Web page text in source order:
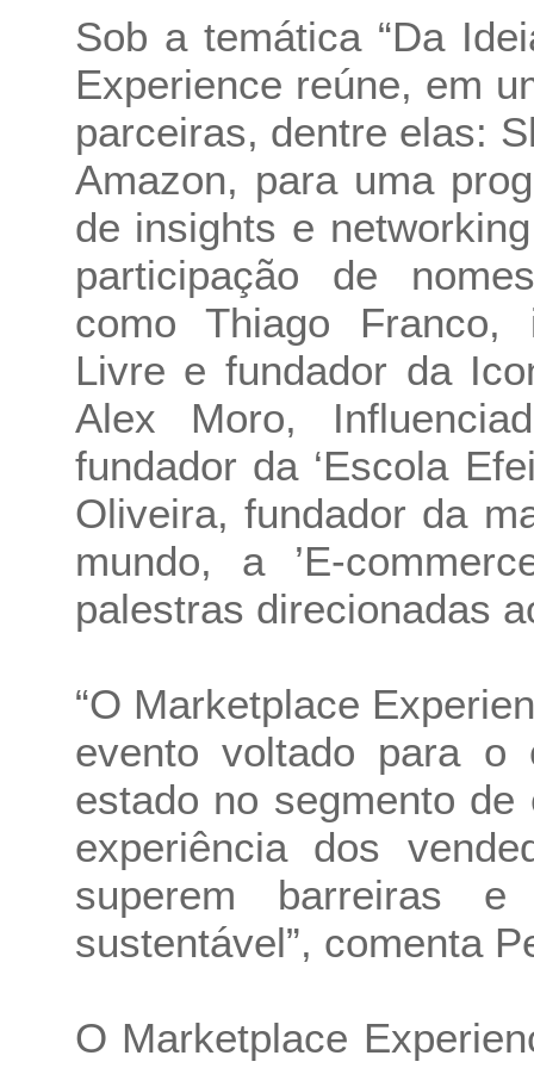
Sob a temática “Da
Experience reúne, em
parceiras, dentre elas:
Amazon, para uma
de insights e
participação de
como Thiago Franco,
Livre e fundador da
Alex Moro,
fundador da ‘Escola
Oliveira, fundador da
mundo, a ’E-
palestras direcionadas
“O Marketplace
evento voltado para o
estado no segmento
experiência dos
superem barreiras e
sustentável”, comenta
O Marketplace